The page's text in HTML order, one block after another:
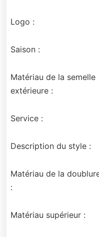
Logo :
Saison :
Matériau de la semelle
extérieure :
Service :
Description du style :
Matériau de la
:
Matériau supérieur :